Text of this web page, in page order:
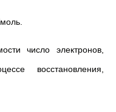
число электронов,
восстановления,